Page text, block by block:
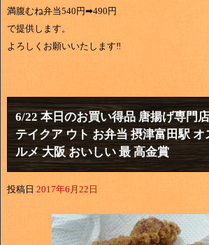
満腹むね弁当540円➡490円
で提供します。
よろしくお願いいたします‼
6/22 本日のお買い得品 唐揚げ専門
テイクア ウト お弁当 摂津富田駅
ルメ 大阪 おいしい 最 高金賞
投稿日 2017年6月22日